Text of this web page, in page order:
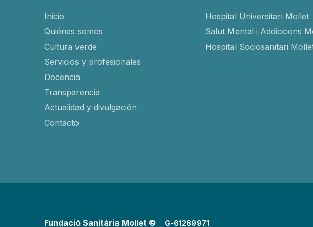
Inicio
Quiénes somos
Cultura verde
Servicios y profesionales
Docencia
Transparencia
Actualidad y divulgación
Contacto
Hospital Universitari Mollet
Salut Mental i Addiccions
Hospital Sociosanitari
Fundació Sanitària Mollet © G-61289971